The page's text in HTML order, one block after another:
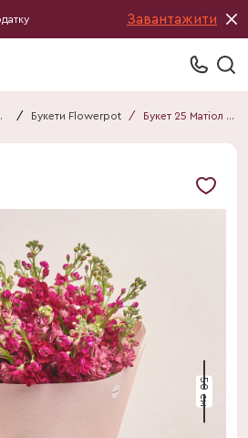
Завантажити
/ Букети Flowerpot / Букет 25 Матіол мікс F639
50 см